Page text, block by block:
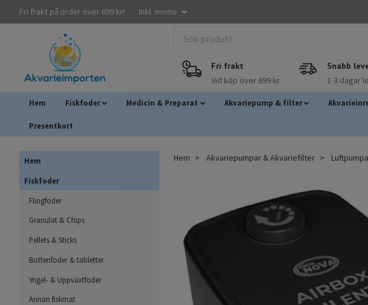
Fri frakt på order över 699 kr! Inkl. moms
Fri frakt
Vid köp över 699 kr
Snabb
1-3 dagar
Hem Fiskfoder Medicin & Preparat Akvariepump & filter
Presentkort
Hem
Fiskfoder
Flingfoder
Granulat & Chips
Pellets & Sticks
Bottenfoder & tabletter
Yngel- & Uppväxtfoder
Annan fiskmat
Hem Akvariepumpar & Akvariefilter